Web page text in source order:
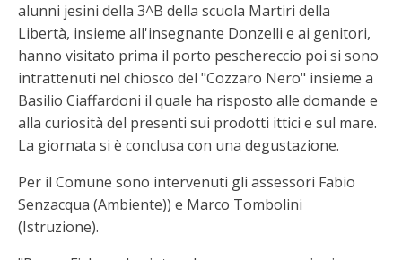
alunni jesini della 3^B della scuola Martiri della
Libertà, insieme all'insegnante Donzelli e ai genitori,
hanno visitato prima il porto peschereccio poi si sono
intrattenuti nel chiosco del "Cozzaro Nero" insieme a
Basilio Ciaffardoni il quale ha risposto alle domande e
alla curiosità del presenti sui prodotti ittici e sul mare.
La giornata si è conclusa con una degustazione.
Per il Comune sono intervenuti gli assessori Fabio
Senzacqua (Ambiente)) e Marco Tombolini
(Istruzione).